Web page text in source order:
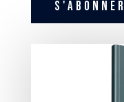
S'ABONNER